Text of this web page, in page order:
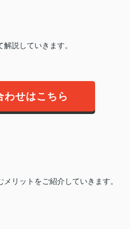
説していきます。
わせはこちら
リットをご紹介していきます。